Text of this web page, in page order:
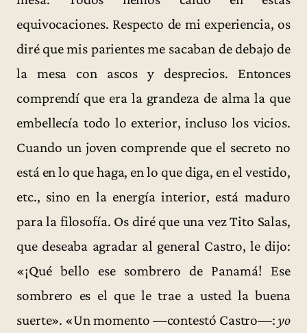
equivocaciones. Respecto de mi experiencia, os
diré que mis parientes me sacaban de debajo de
la mesa con ascos y desprecios. Entonces
comprendí que era la grandeza de alma la que
embellecía todo lo exterior, incluso los vicios.
Cuando un joven comprende que el secreto no
está en lo que haga, en lo que diga, en el vestido,
etc., sino en la energía interior, está maduro
para la filosofía. Os diré que una vez Tito Salas,
que deseaba agradar al general Castro, le dijo:
«¡Qué bello ese sombrero de Panamá! Ese
sombrero es el que le trae a usted la buena
suerte». «Un momento —contestó Castro—:yo